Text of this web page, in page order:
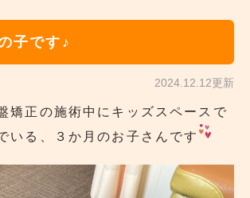
子です♪
2024.12.12更新
矯正の施術中にキッズスペースで
いる、３か月のお子さんです